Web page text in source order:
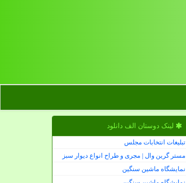
لینک دوستان الف دانلود
تبلیغات انتخابات مجلس
مستر گرین وال | مجری و طراح انواع دیوار سبز
نمایشگاه ماشین سنگین